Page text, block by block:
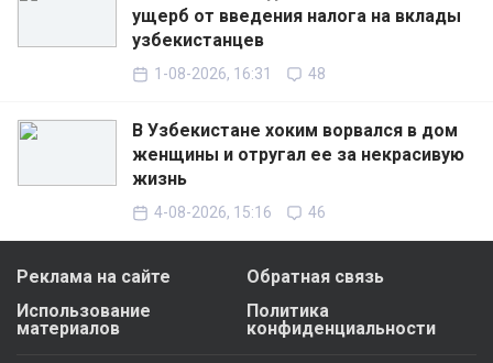
ущерб от введения налога на вклады
узбекистанцев
1-08-2026, 16:31 48
В Узбекистане хоким ворвался в дом
женщины и отругал ее за некрасивую
жизнь
4-08-2026, 15:16 46
Реклама на сайте
Обратная связь
Использование
материалов
Политика
конфиденциальности